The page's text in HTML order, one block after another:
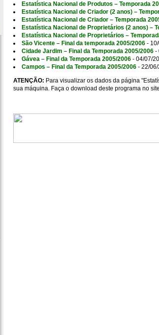
Estatística Nacional de Produtos – Temporada
Estatística Nacional de Criador (2 anos) –
Estatística Nacional de Criador – Temporada
Estatística Nacional de Proprietários (2 anos) –
Estatística Nacional de Proprietários –
São Vicente – Final da temporada 2005/2006 -
Cidade Jardim – Final da Temporada 2005/2006 -
Gávea – Final da Temporada 2005/2006 - 04/07/
Campos – Final da Temporada 2005/2006 - 22/
ATENÇÃO: Para visualizar os dados da página
sua máquina. Faça o download deste programa no